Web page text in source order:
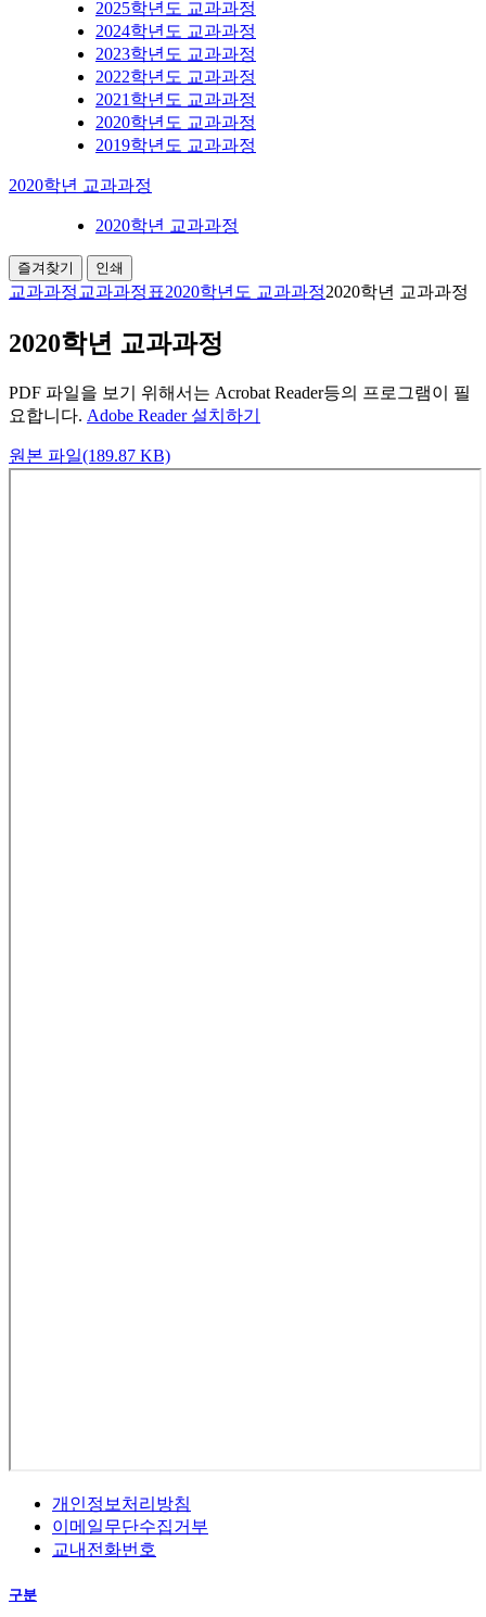
2025학년도 교과과정
2024학년도 교과과정
2023학년도 교과과정
2022학년도 교과과정
2021학년도 교과과정
2020학년도 교과과정
2019학년도 교과과정
2020학년 교과과정
2020학년 교과과정
즐겨찾기 인쇄
교과과정 교과과정표2020학년도 교과과정2020학년 교과과정
2020학년 교과과정
PDF 파일을 보기 위해서는 Acrobat Reader등의 프로그램이 필
요합니다. Adobe Reader 설치하기
원본 파일(189.87 KB)
개인정보처리방침
이메일무단수집거부
교내전화번호
구분